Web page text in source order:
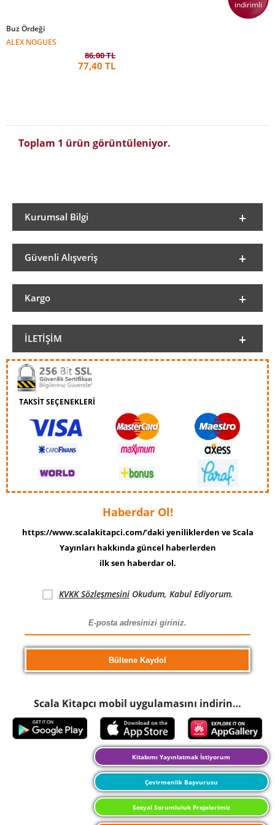
indirimli
Buz Ördeği
ALEX NOGUES
86,00 TL
77,40 TL
Toplam 1 ürün görüntüleniyor.
Kurumsal Bilgi
Güvenli Alışveriş
Kargo
İLETIŞIM
TAKSİT SEÇENEKLERİ
Haberdar Ol!
https://www.scalakitapci.com/’daki yeniliklerden ve Scala
Yayınları hakkında güncel haberlerden
ilk sen haberdar ol.
KVKK SözleşmesiniOkudum, Kabul Ediyorum.
Scala Kitapcı mobil uygulamasını indirin…
Kitabımı Yayınlatmak İstiyorum
Çevirmenlik Başvurusu
Sosyal Sorumluluk Projelerimiz